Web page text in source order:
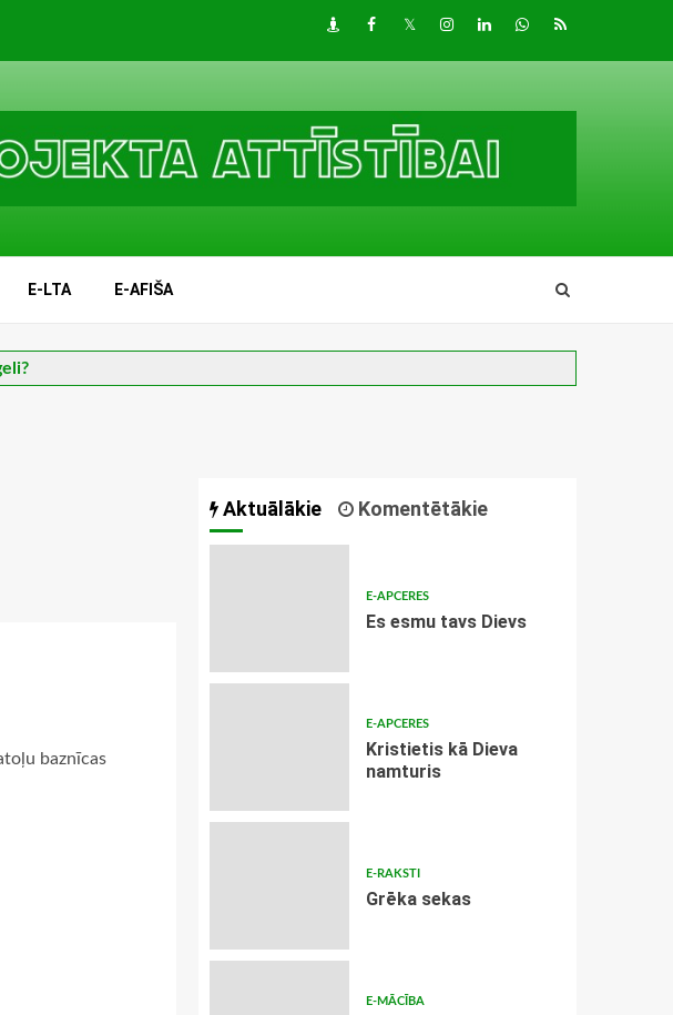
DraugiemFacebook
TwitterInstagram
LinkedInwhatsapp
RSS
E-LTA E-AFIŠA
baznīcas
Aktuālākie Komentētākie
E-APCERES
Es esmu tavs Dievs
E-APCERES
Kristietis kā Dieva
namturis
E-RAKSTI
Grēka sekas
E-MĀCĪBA